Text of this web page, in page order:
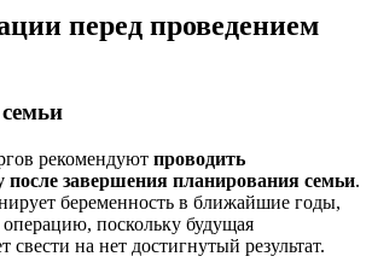
перед проведением
рекомендуют проводить
после завершения планирования семьи.
беременность в ближайшие годы,
поскольку будущая
свести на нет достигнутый результат.